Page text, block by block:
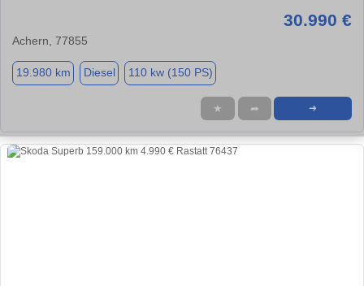
30.990 €
Achern, 77855
19.980 km Diesel 110 kw (150 PS)
★ ➦ ➜